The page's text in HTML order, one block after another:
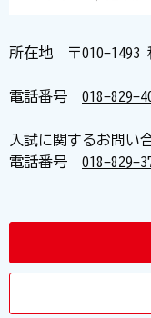
所在地 〒010-1493
電話番号 018-829-
入試に関するお問い
電話番号 018-829-